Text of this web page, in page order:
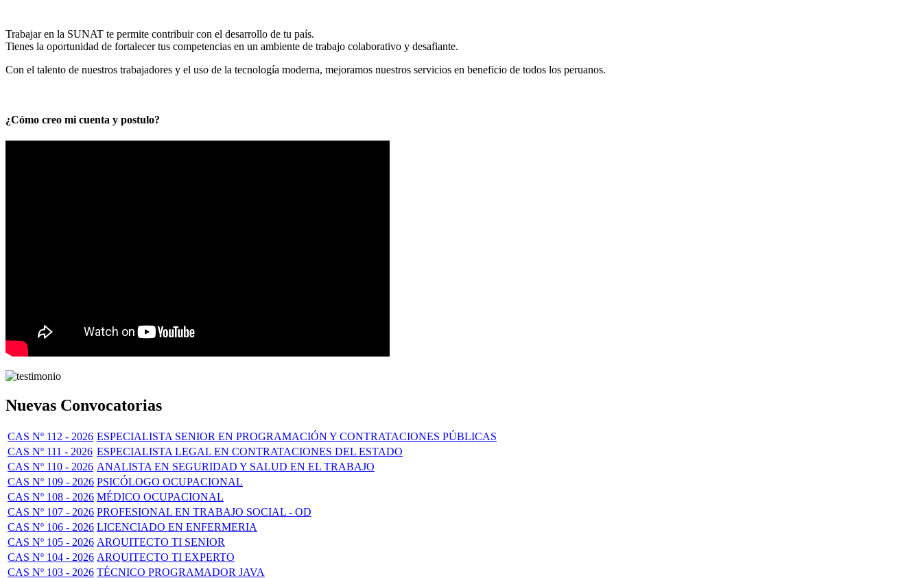
Trabajar en la SUNAT te permite contribuir con el desarrollo de tu país.
Tienes la oportunidad de fortalecer tus competencias en un ambiente de trabajo colaborativo y desafiante.
Con el talento de nuestros trabajadores y el uso de la tecnología moderna, mejoramos nuestros servicios en beneficio de todos los peruanos.
¿Cómo creo mi cuenta y postulo?
Nuevas Convocatorias
CAS Nº 112 - 2026 ESPECIALISTA SENIOR EN PROGRAMACIÓN Y CONTRATACIONES PÚBLICAS
CAS Nº 111 - 2026 ESPECIALISTA LEGAL EN CONTRATACIONES DEL ESTADO
CAS Nº 110 - 2026 ANALISTA EN SEGURIDAD Y SALUD EN EL TRABAJO
CAS Nº 109 - 2026 PSICÓLOGO OCUPACIONAL
CAS Nº 108 - 2026 MÉDICO OCUPACIONAL
CAS Nº 107 - 2026 PROFESIONAL EN TRABAJO SOCIAL - OD
CAS Nº 106 - 2026 LICENCIADO EN ENFERMERIA
CAS Nº 105 - 2026 ARQUITECTO TI SENIOR
CAS Nº 104 - 2026 ARQUITECTO TI EXPERTO
CAS Nº 103 - 2026 TÉCNICO PROGRAMADOR JAVA